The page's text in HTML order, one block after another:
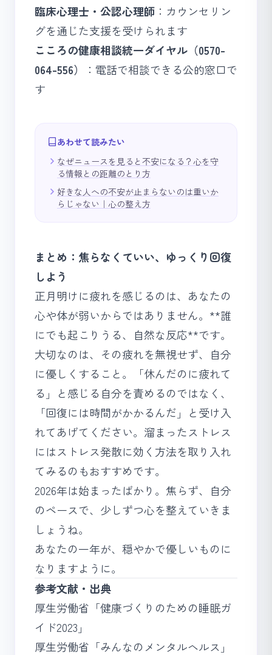
臨床心理士・公認心理師 ：カウンセリン
グを通じた支援を受けられます
こころの健康相談統一ダイヤル（0570-
064-556）
：電話で相談できる公的窓口で
す
あわせて読みたい
なぜニュースを見ると不安になる？心を守
る情報との距離のとり方
好きな人への不安が止まらないのは重いか
らじゃない｜心の整え方
まとめ：焦らなくていい、ゆっくり回復
しよう
正月明けに疲れを感じるのは、あなたの
心や体が弱いからではありません。**誰
にでも起こりうる、自然な反応**です。
大切なのは、その疲れを無視せず、自分
に優しくすること。「休んだのに疲れて
る」と感じる自分を責めるのではなく、
「回復には時間がかかるんだ」と受け入
れてあげてください。溜まったストレス
にはストレス発散に効く方法を取り入れ
てみるのもおすすめです。
2026年は始まったばかり。焦らず、自分
のペースで、少しずつ心を整えていきま
しょうね。
あなたの一年が、穏やかで優しいものに
なりますように。
参考文献・出典
厚生労働省「健康づくりのための睡眠ガ
イド2023」
厚生労働省「みんなのメンタルヘルス」